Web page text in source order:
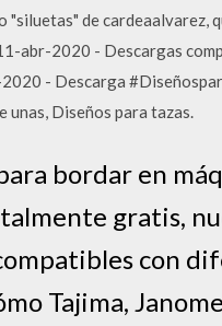
de cardeaalvarez,
abr-2020 - Descargas
- Descarga
unas, Diseños para tazas.
bordar en
gratis,
con
Tajima,